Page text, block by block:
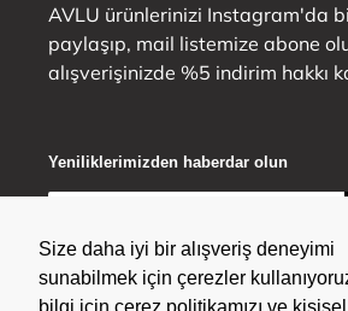
Size daha iyi bir alışveriş deneyimi
sunabilmek için çerezler
Size daha iyi bir alışveriş deneyimi
sunabilmek için çerezler
AVLU ürünlerinizi Instagram'da
paylaşıp, mail listemize abone
alışverişinizde %5 indirim hakkı
Yeniliklerimizden haberdar olun